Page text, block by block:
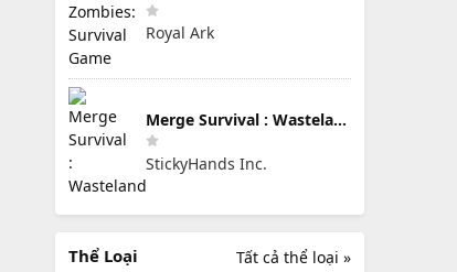
Royal Ark
Merge Survival : Wasteland
StickyHands Inc.
Tất cả thể loại »
Thể Loại